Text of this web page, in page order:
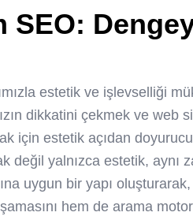
SEO:
estetik ve işlevselliği
dikkatini çekmek ve web
için estetik açıdan
değil yalnızca estetik, aynı
uygun bir yapı
hem de arama